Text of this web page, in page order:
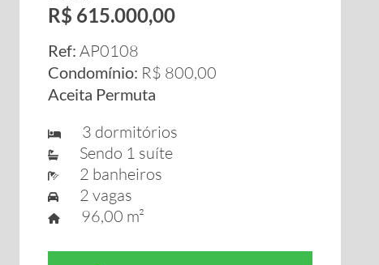
R$ 615.000,00
Ref: AP0108
Condomínio: R$ 800,00
Aceita Permuta
3 dormitórios
Sendo 1 suíte
2 banheiros
2 vagas
96,00 m²